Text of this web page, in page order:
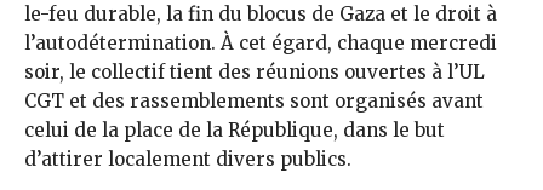
le-feu durable, la fin du blocus de Gaza et le droit à
l’autodétermination. À cet égard, chaque mercredi
soir, le collectif tient des réunions ouvertes à l’UL
CGT et des rassemblements sont organisés avant
celui de la place de la République, dans le but
d’attirer localement divers publics.